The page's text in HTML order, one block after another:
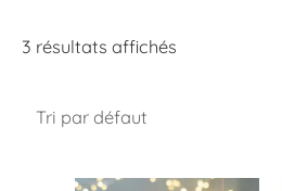
3 résultats affichés